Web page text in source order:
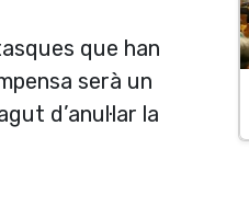
que han
serà un
d’anul·lar la